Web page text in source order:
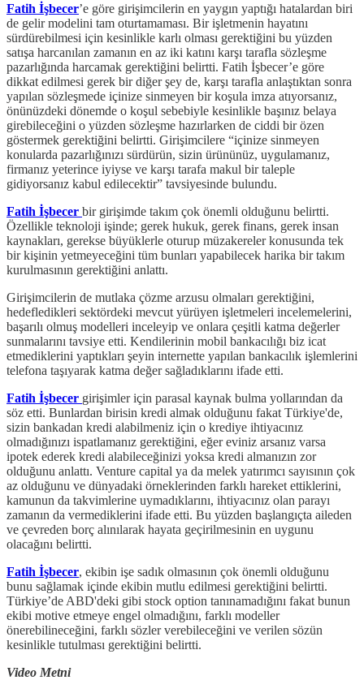
Fatih İşbecer’e göre girişimcilerin en yaygın yaptığı hatalardan biri
de gelir modelini tam oturtamaması. Bir işletmenin hayatını
sürdürebilmesi için kesinlikle karlı olması gerektiğini bu yüzden
satışa harcanılan zamanın en az iki katını karşı tarafla sözleşme
pazarlığında harcamak gerektiğini belirtti. Fatih İşbecer’e göre
dikkat edilmesi gerek bir diğer şey de, karşı tarafla anlaştıktan sonra
yapılan sözleşmede içinize sinmeyen bir koşula imza atıyorsanız,
önünüzdeki dönemde o koşul sebebiyle kesinlikle başınız belaya
girebileceğini o yüzden sözleşme hazırlarken de ciddi bir özen
göstermek gerektiğini belirtti. Girişimcilere “içinize sinmeyen
konularda pazarlığınızı sürdürün, sizin ürününüz, uygulamanız,
firmanız yeterince iyiyse ve karşı tarafa makul bir taleple
gidiyorsanız kabul edilecektir” tavsiyesinde bulundu.
Fatih İşbecer bir girişimde takım çok önemli olduğunu belirtti.
Özellikle teknoloji işinde; gerek hukuk, gerek finans, gerek insan
kaynakları, gerekse büyüklerle oturup müzakereler konusunda tek
bir kişinin yetmeyeceğini tüm bunları yapabilecek harika bir takım
kurulmasının gerektiğini anlattı.
Girişimcilerin de mutlaka çözme arzusu olmaları gerektiğini,
hedefledikleri sektördeki mevcut yürüyen işletmeleri incelemelerini,
başarılı olmuş modelleri inceleyip ve onlara çeşitli katma değerler
sunmalarını tavsiye etti. Kendilerinin mobil bankacılığı biz icat
etmediklerini yaptıkları şeyin internette yapılan bankacılık işlemlerini
telefona taşıyarak katma değer sağladıklarını ifade etti.
Fatih İşbecer girişimler için parasal kaynak bulma yollarından da
söz etti. Bunlardan birisin kredi almak olduğunu fakat Türkiye'de,
sizin bankadan kredi alabilmeniz için o krediye ihtiyacınız
olmadığınızı ispatlamanız gerektiğini, eğer eviniz arsanız varsa
ipotek ederek kredi alabileceğinizi yoksa kredi almanızın zor
olduğunu anlattı. Venture capital ya da melek yatırımcı sayısının çok
az olduğunu ve dünyadaki örneklerinden farklı hareket ettiklerini,
kamunun da takvimlerine uymadıklarını, ihtiyacınız olan parayı
zamanın da vermediklerini ifade etti. Bu yüzden başlangıçta aileden
ve çevreden borç alınılarak hayata geçirilmesinin en uygunu
olacağını belirtti.
Fatih İşbecer, ekibin işe sadık olmasının çok önemli olduğunu
bunu sağlamak içinde ekibin mutlu edilmesi gerektiğini belirtti.
Türkiye’de ABD'deki gibi stock option tanınamadığını fakat bunun
ekibi motive etmeye engel olmadığını, farklı modeller
önerebilineceğini, farklı sözler verebileceğini ve verilen sözün
kesinlikle tutulması gerektiğini belirtti.
Video Metni